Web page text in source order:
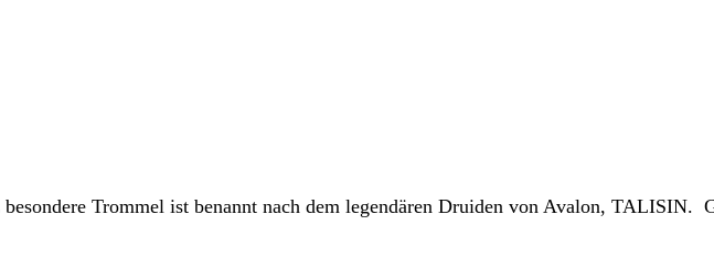
besondere Trommel ist benannt nach dem legendären Druiden von Avalon, TALISIN.